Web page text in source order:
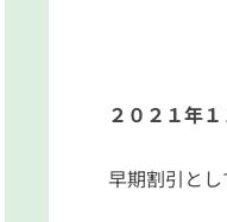
２０２１年１
早期割引とし